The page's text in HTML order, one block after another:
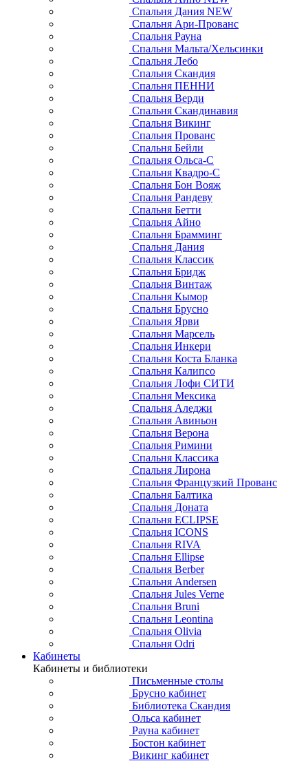
Спальня Дания NEW
Спальня Ари-Прованс
Спальня Рауна
Спальня Мальта/Хельсинки
Спальня Лебо
Спальня Скандия
Спальня ПЕННИ
Спальня Верди
Спальня Скандинавия
Спальня Викинг
Спальня Прованс
Спальня Бейли
Спальня Ольса-С
Спальня Квадро-С
Спальня Бон Вояж
Спальня Рандеву
Спальня Бетти
Спальня Айно
Спальня Брамминг
Спальня Дания
Спальня Классик
Спальня Бридж
Спальня Винтаж
Спальня Кымор
Спальня Брусно
Спальня Ярви
Спальня Марсель
Спальня Инкери
Спальня Коста Бланка
Спальня Калипсо
Спальня Лофи СИТИ
Спальня Мексика
Спальня Аледжи
Спальня Авиньон
Спальня Верона
Спальня Римини
Спальня Классика
Спальня Лирона
Спальня Французкий Прованс
Спальня Балтика
Спальня Доната
Спальня ECLIPSE
Спальня ICONS
Спальня RIVA
Спальня Ellipse
Спальня Berber
Спальня Andersen
Спальня Jules Verne
Спальня Bruni
Спальня Leontina
Спальня Olivia
Спальня Odri
Кабинеты
Кабинеты и библиотеки
Письменные столы
Брусно кабинет
Библиотека Скандия
Ольса кабинет
Рауна кабинет
Бостон кабинет
Викинг кабинет